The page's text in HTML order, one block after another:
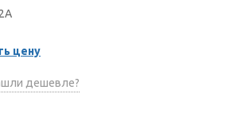
цену
дешевле?